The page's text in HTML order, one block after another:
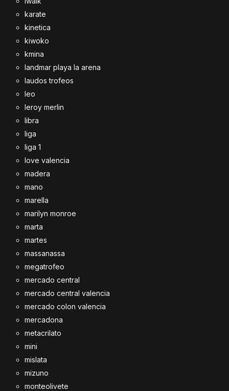
karate
kinetica
kiwoko
kmina
landmar playa la arena
laudos trofeos
leo
leroy merlin
libra
liga
liga 1
love valencia
madera
mano
marella
marilyn monroe
marta
martes
massanassa
megatrofeo
mercado central
mercado central valencia
mercado colon valencia
mercadona
metacrilato
mini
mislata
mizuno
monteolivete